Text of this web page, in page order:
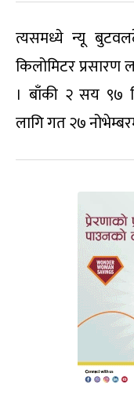
त्यसमध्ये न्यू
किलोमिटर
। बाँकी २ सय ९७
लागि गत २७